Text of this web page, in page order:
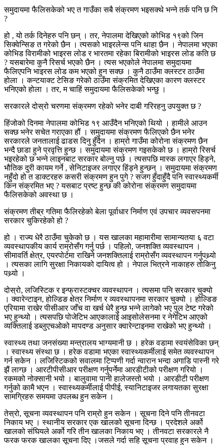
समुदायमा फैलिसकेको भए त गाउँका सबै संक्रमण भइसक्थे भन्ने तर्क पनि छ नि
?
हो , यो तर्क दिनेहरु पनि छन् । तर, नेपालमा देखिएको कोभिड १९को जिन
सिक्वेन्सिङ त गरेको छैन । त्यसको भाइरलेन्स पनि थाहा छैन । नेपालमा भएका
कोभिड विरामीको भाइरस लोड र भारतमा रहेका बिरामीको भाइरस लोड कति छ
? यसबारेमा कुनै रिसर्च भएको छैन । त्यस भएकोले नेपालमा समुदायमा
फैलिएपनि भाइरस लोड कम भएको हुन सक्छ । कुनै ठाउँमा क्लस्टर ठाउँमा
होला । कन्टयाक्ट टेसिङ गरेको ठाउँमा संक्रमित देखिएका कारण क्लस्टर
भनिएको होला । तर, म चाहिं समुदायमा फैलिसकेको भन्छु ।
सरकारले दोस्रो चरणमा संक्रमण रहेको भनेर दाबी गरिरहनु उपयुक्त छ ?
हिंजोको दिनमा नेपालमा कोभिड १९ आउँदैन भनिएको थियो । हामीले आउन
सक्छ भनेर सचेत गराएका हौं । समुदायमा संक्रमण फैलिएको छैन भनेर
सरकारले जनतालाई ढाडस दिनु हुँदैन । हाम्रो गाउँमा कोरोना संक्रमण छैन
भन्दै छाडा हुने प्रवृत्ति हुन्छ । समुदायमा संक्रमण गइसकेको छ । हाम्रो रिसर्च
भइरहेको छ भन्ने लाइनबाट सरकार बोल्नु पर्छ । त्यसपछि मास्क लगाएर हिड्ने,
भौतिक दुरी कायम गर्ने , सेनिटाइजर लगाएर हिंड्ने हुन्छन् । समुदायमा संक्रमण
नहुँदो हो त डाक्टरहरु कसरी संक्रमण हुन पुगे ? सजग हुँदाहुँदै पनि स्वास्थ्यकर्मी
किन संक्रमित भए ? यसबाट प्रष्ट हुन्छ की कोरोना संक्रमण समुदायमा
फैलिसकेको अवस्था छ ।
संक्रमण तीब्र गतिमा फैलिरहेको बेला पूर्वाधार निर्माण एवं उपचार व्यवसपनमा
सरकार चुकिरहेको हो ?
हो । राज्य धेरै ठाउँमा चुकेको छ । यस खालका महामारीमा सामान्यतया ६ वटा
व्यवस्थापकीय कार्य राम्रोसँग गर्नु पर्छ । पहिलो, जनशक्ति व्यवस्थापन ।
सीमावर्ति क्षेत्र, एयरपोर्टमा राखिने जनशक्तिलाई राम्रोसँग व्यवस्थापन गर्नुपथ्र्यो
। त्यसका लागि सुरक्षा निकायको दायित्व हो । नेपाल भित्रने नाकाहरु तोकिनु
पथ्र्यो ।
दोस्रो, लजिस्टिक र इन्फ्रास्टक्चर व्यवस्थापन । त्यसमा पनि सरकार चुक्यो
। क्वारेन्टाइन, होल्डिङ क्षेत्र निर्माण र व्यवस्थापनमा सरकार चुक्यो । होल्डिङ
एरियामा राखेर पीसीआर जाँच वा खर्च धेरै हुन्छ भन्ने लागेको भए पुल टेष्ट गरेको
भए हुन्थ्यो । त्यसपछि पोजेटिभ आएकालाई आइसोलेसनमा र नेगेटिभ आएको
व्यक्तिलाई डब्लुएचओको मापदण्ड अनुसार क्वारेन्टाइनमा राखेको भए हुन्थ्यो ।
स्वास्थ्य तथा जनसंख्या मन्त्रालय भाग्यमानी छ । हरेक वडामा स्वयंसेविका छन्
। स्वास्थ्य संस्था छ । हरेक वडामा भएका स्वास्थ्यकर्मीलाई समेत व्यवस्थापन
गर्न सकेन । लजिस्टिकको सवालमा टिप्पणी गर्दा न्वारान भन्दा अगाडि पास्नी गरे
झैं लाग्छ । आरटीपीसीआर परीक्षण गर्नुपर्नेमा आरडीटीको परीक्षण गरियो ।
रकमको नोक्सानी भयो । बालुवामा पानी हालेजस्तो भयो । आरडीटी परीक्षण
गर्नुको कामै भएन । स्वास्थ्यकर्मीलाई पीपीई, स्यानिटाइजर लगायतका सुरक्षा
सामग्रिहरु समयमा उपलब्ध हुन सकेन ।
तेस्रो, सूचना व्यवस्थापन पनि राम्रो हुन सकेन । सूचना दिने पनि तीनवटा
निकाय भए । स्थानीय सरकार एक खालको सूचना दिन्छ । प्रदेशले अर्को
खालको संघियले अर्को गरि तीन खालका निकाय भए । तीनवटा सरकारले नै
फरक फरक खालका सूचना दिए ।जसले गर्दा सहि सूचना प्रवाह हुन सकेन ।